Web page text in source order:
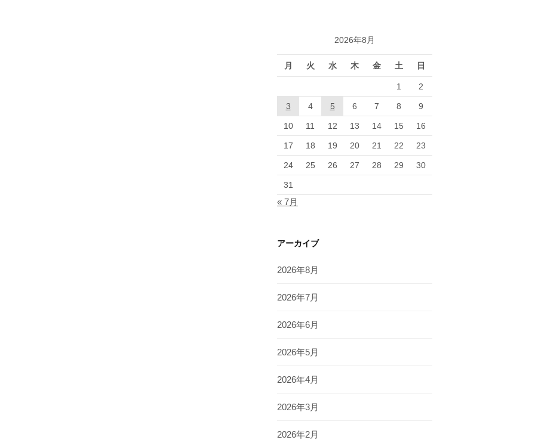
2026年8月
月 火 水 木 金 土 日
1 2
3 4 5 6 7 8 9
10 11 12 13 14 15 16
17 18 19 20 21 22 23
24 25 26 27 28 29 30
31
« 7月
アーカイブ
2026年8月
2026年7月
2026年6月
2026年5月
2026年4月
2026年3月
2026年2月